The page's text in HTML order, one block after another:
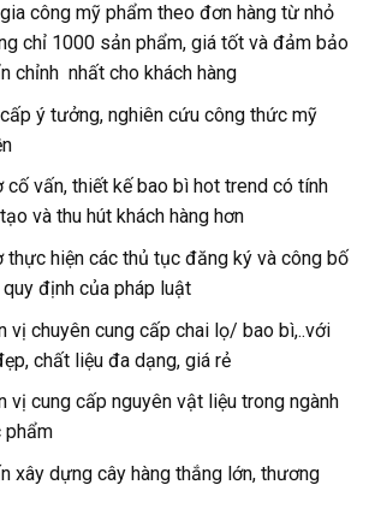
công mỹ phẩm theo đơn hàng từ nhỏ
chỉ 1000 sản phẩm, giá tốt và đảm bảo
chỉnh nhất cho khách hàng
ý tưởng, nghiên cứu công thức mỹ
cố vấn, thiết kế bao bì hot trend có tính
và thu hút khách hàng hơn
thực hiện các thủ tục đăng ký và công bố
định của pháp luật
vị chuyên cung cấp chai lọ/ bao bì,..với
chất liệu đa dạng, giá rẻ
vị cung cấp nguyên vật liệu trong ngành
phẩm
xây dựng cây hàng thắng lớn, thương